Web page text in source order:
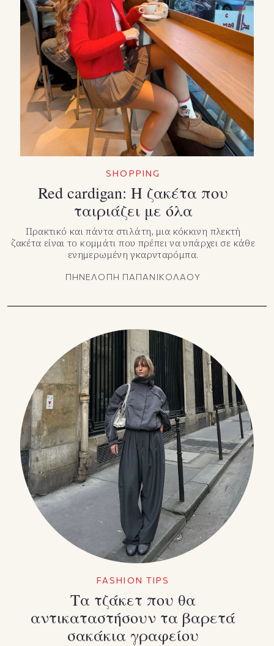
SHOPPING
Red cardigan: Η ζακέτα που
ταιριάζει με όλα
Πρακτικό και πάντα στιλάτη, μια κόκκινη πλεκτή
ζακέτα είναι το κομμάτι που πρέπει να υπάρχει σε κάθε
ενημερωμένη γκαρνταρόμπα.
ΠΗΝΕΛΟΠΗ ΠΑΠΑΝΙΚΟΛΑΟΥ
FASHION TIPS
Τα τζάκετ που θα
αντικαταστήσουν τα βαρετά
σακάκια γραφείου